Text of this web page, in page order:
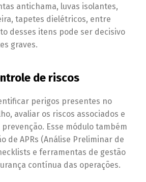
antichama, luvas isolantes,
tapetes dielétricos, entre
desses itens pode ser decisivo
graves.
de riscos
perigos presentes no
avaliar os riscos associados e
Esse módulo também
de APRs (Análise Preliminar de
e ferramentas de gestão
contínua das operações.